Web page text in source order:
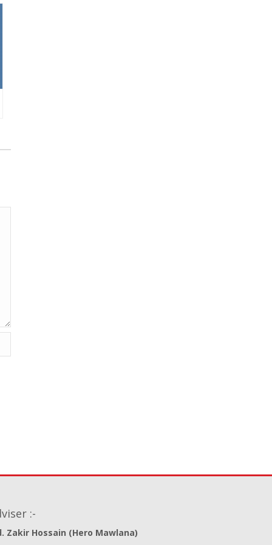
:-
Zakir Hossain (Hero Mawlana)